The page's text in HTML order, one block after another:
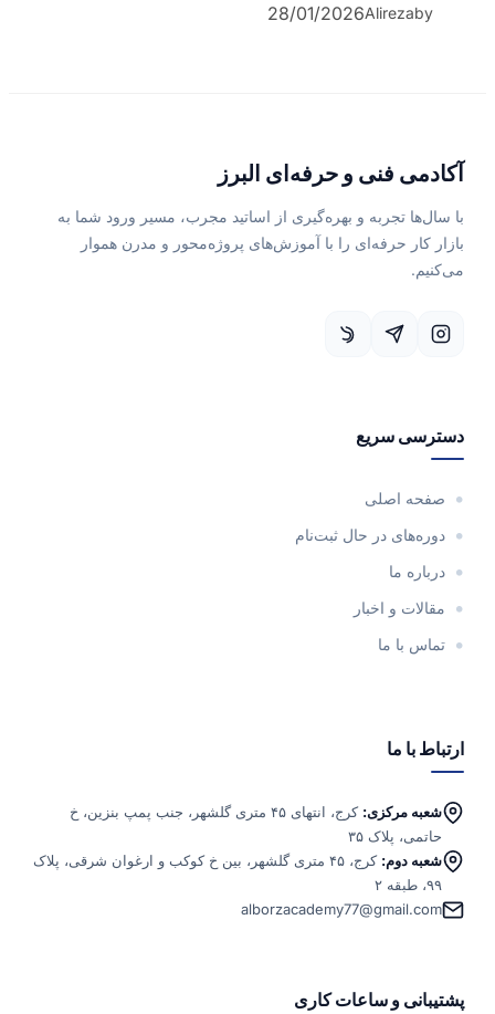
by
Alireza
28/01/2026
آکادمی فنی و حرفه‌ای البرز
با سال‌ها تجربه و بهره‌گیری از اساتید مجرب، مسیر ورود شما به
بازار کار حرفه‌ای را با آموزش‌های پروژه‌محور و مدرن هموار
می‌کنیم.
دسترسی سریع
صفحه اصلی
دوره‌های در حال ثبت‌نام
درباره ما
مقالات و اخبار
تماس با ما
ارتباط با ما
شعبه مرکزی:
کرج، انتهای ۴۵ متری گلشهر، جنب پمپ بنزین، خ
حاتمی، پلاک ۳۵
شعبه دوم:
کرج، ۴۵ متری گلشهر، بین خ کوکب و ارغوان شرقی، پلاک
۹۹، طبقه ۲
alborzacademy77@gmail.com
پشتیبانی و ساعات کاری